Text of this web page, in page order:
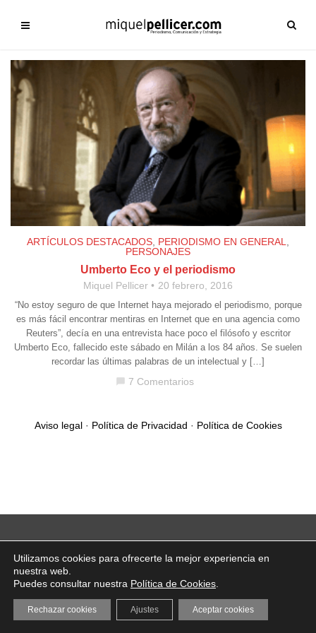
ARTÍCULOS DESTACADOS, PERIODISMO EN GENERAL,
PERSONAJES
Umberto Eco y el periodismo
Miquel Pellicer 20 febrero, 2016
“No estoy seguro de que Internet haya mejorado el periodismo, porque
es más fácil encontrar mentiras en Internet que en una agencia como
Reuters”, decía en una entrevista hace poco el filósofo y escritor
Umberto Eco, fallecido este sábado en Milán a los 84 años. Se suelen
recordar las últimas palabras de un intelectual y […]
chat_bubble 7 Comentarios
Aviso legal· Política de Privacidad · Política de Cookies
Utilizamos cookies para ofrecerte la mejor experiencia en
nuestra web.
Puedes consultar nuestra Política de Cookies
Aceptar cookies
Rechazar cookies Ajustes